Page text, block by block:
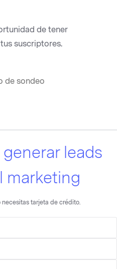
de tener
suscriptores.
generar leads
marketing
necesitas tarjeta de crédito.